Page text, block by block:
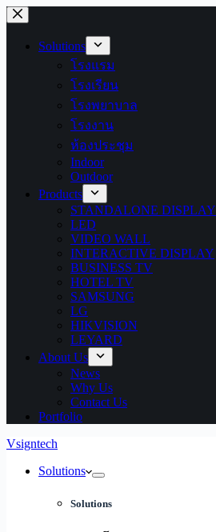
Skip
to
contentSolutions
โรงแรม
โรงเรียน
โรงพยาบาล
โรงงาน
ห้องประชุม
Indoor
Outdoor
Products
STANDALONE DISPLAY
LED
VIDEO WALL
INTERACTIVE DISPLAY
BUSINESS TV
HOTEL TV
SAMSUNG
LG
HIKVISION
LEYARD
About Us
News
Why Us
Contact Us
Portfolio
Vsigntech
Solutions
Solutions